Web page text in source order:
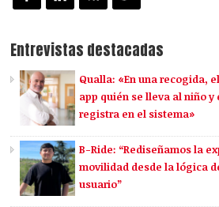
Entrevistas destacadas
Qualla: «En una recogida,
app quién se lleva al niño y
registra en el sistema»
B-Ride: “Rediseñamos la
movilidad desde la lógica
usuario”